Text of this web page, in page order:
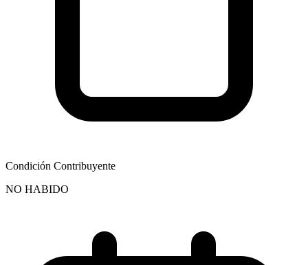
Condición Contribuyente
NO HABIDO